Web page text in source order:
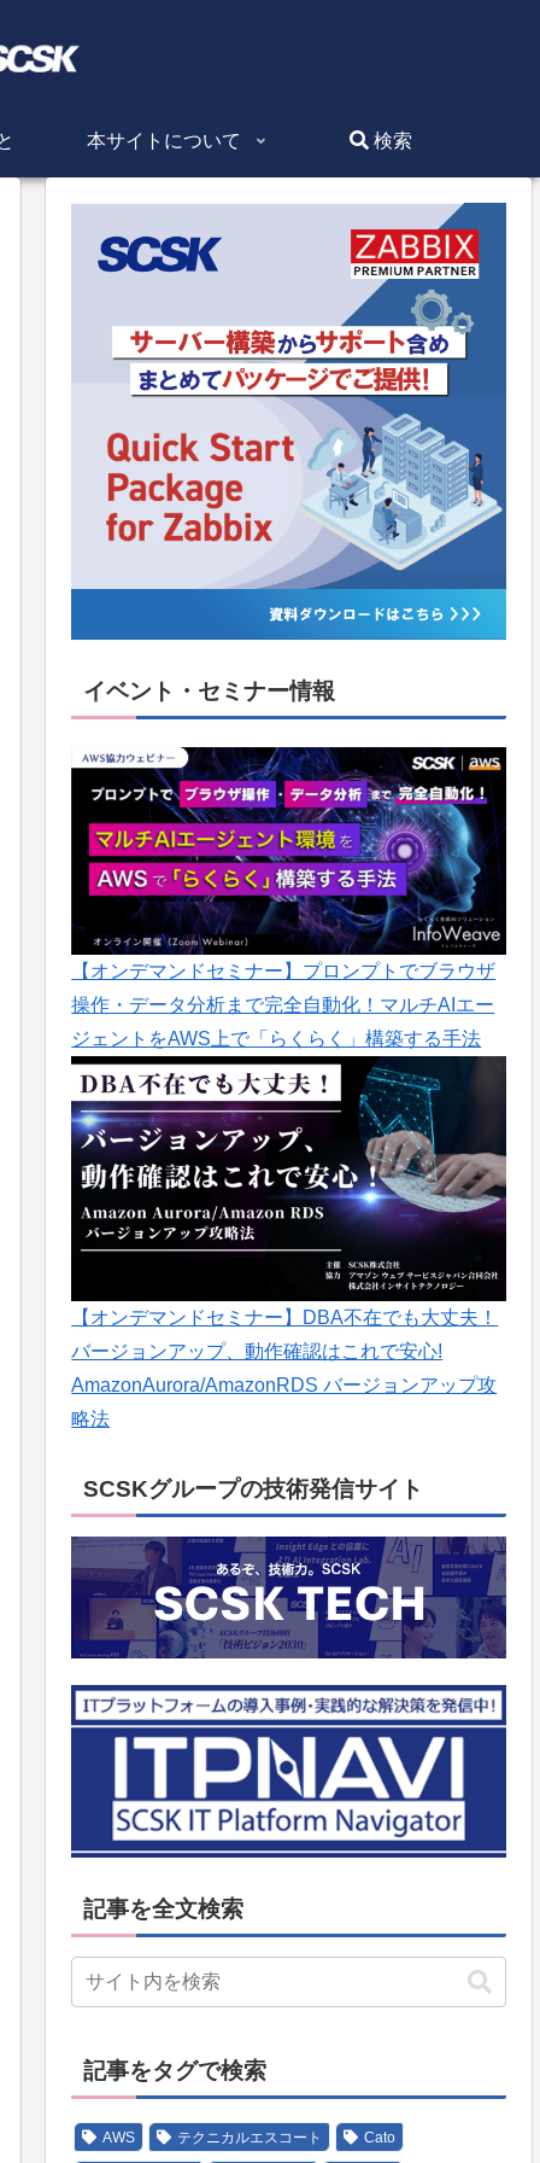
本サイトについて 検索
イベント・セミナー情報
【オンデマンドセミナー】プロンプトでブラウザ
操作・データ分析まで完全自動化！マルチAIエー
ジェントをAWS上で「らくらく」構築する手法
【オンデマンドセミナー】DBA不在でも大丈夫！
バージョンアップ、動作確認はこれで安心!
AmazonAurora/AmazonRDS バージョンアップ攻
略法
SCSKグループの技術発信サイト
記事を全文検索
記事をタグで検索
AWS テクニカルエスコート Cato